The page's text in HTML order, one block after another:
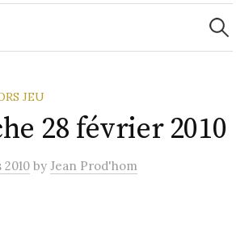
JEU
28 février 2010
2010 by Jean Prod'hom